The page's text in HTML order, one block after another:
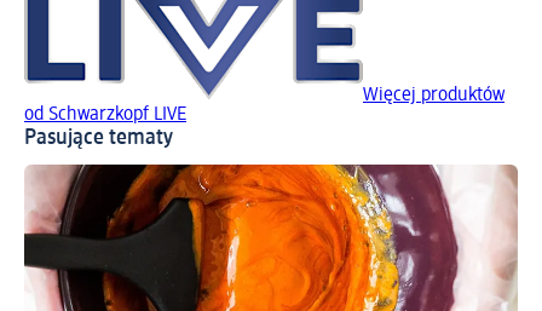
Więcej produktów
od Schwarzkopf LIVE
Pasujące tematy